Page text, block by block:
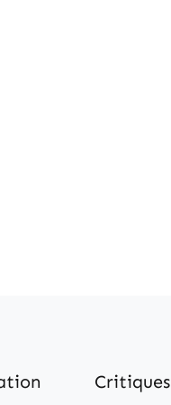
Critiques